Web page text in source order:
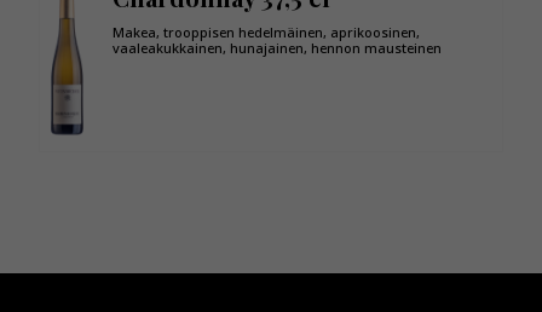
Makea, trooppisen hedelmäinen, aprikoosinen,
vaaleakukkainen, hunajainen, hennon mausteinen